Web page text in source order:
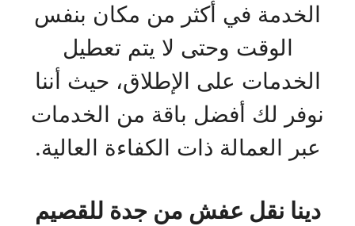
الخدمة في أكثر من مكان بنفس
الوقت وحتى لا يتم تعطيل
الخدمات على الإطلاق، حيث أننا
نوفر لك أفضل باقة من الخدمات
عبر العمالة ذات الكفاءة العالية.
دينا نقل عفش من جدة للقصيم